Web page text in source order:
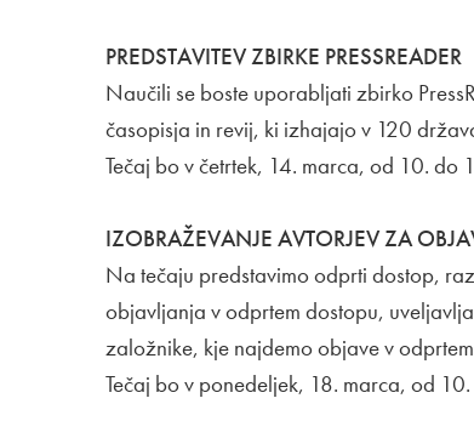
PREDSTAVITEV ZBIRKE PRESSREADER
Naučili se boste uporabljati zbirko
časopisja in revij, ki izhajajo v 120
Tečaj bo v četrtek, 14. marca, od 10. do
IZOBRAŽEVANJE AVTORJEV ZA
Na tečaju predstavimo odprti dostop,
objavljanja v odprtem dostopu,
založnike, kje najdemo objave v
Tečaj bo v ponedeljek, 18. marca, od